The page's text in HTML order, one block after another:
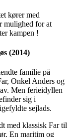
kører med
mulighed for at
kampen !
(2014)
familie på
Onkel Anders og
Men ferieidyllen
sig i
sejlads.
med klassisk Far til
En maritim og